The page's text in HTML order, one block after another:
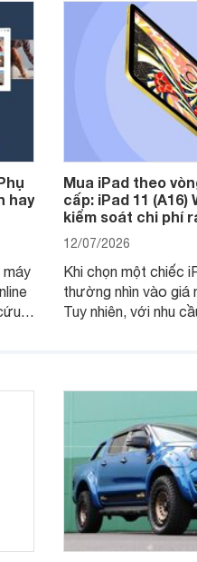
hay
máy
Mua iPad theo
cấp: iPad 11 (A16)
kiểm soát chi phí
12/07/2026
Khi chọn một chiếc
thường nhìn vào
Tuy nhiên, với nhu
không, dùng được